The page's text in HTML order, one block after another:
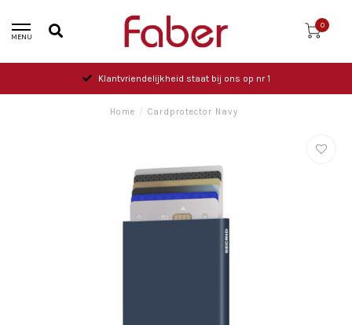
MENU
0
Klantvriendelijkheid staat bij ons op nr 1
Home / Cardprotector Navy